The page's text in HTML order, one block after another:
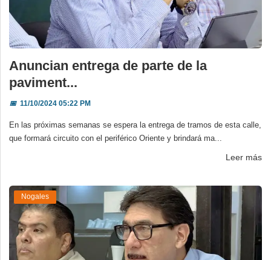
Anuncian entrega de parte de la
paviment...
📅11/10/2024 05:22 PM
En las próximas semanas se espera la entrega de tramos de esta calle,
que formará circuito con el periférico Oriente y brindará ma...
Leer más
Nogales